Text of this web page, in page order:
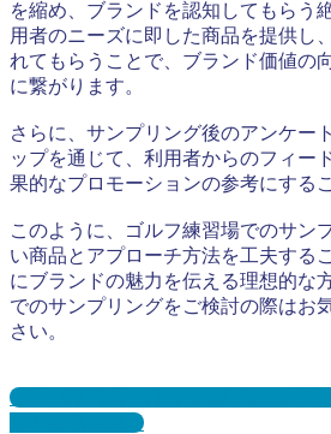
を縮め、ブランドを認知してもらう
用者のニーズに即した商品を提供し
れてもらうことで、ブランド価値の
に繋がります。
さらに、サンプリング後のアンケー
ップを通じて、利用者からのフィー
果的なプロモーションの参考にする
このように、ゴルフ練習場でのサン
い商品とアプローチ方法を工夫する
にブランドの魅力を伝える理想的な
でのサンプリングをご検討の際はお
さい。
ゴルフ練習場・打ちっぱなしサンプ
選と事例を紹介